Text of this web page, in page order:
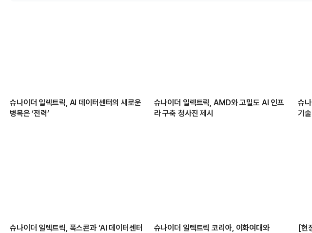
슈나이더 일렉트릭, AI 데이터센터의 새로운
병목은 ‘전력’
슈나이더 일렉트릭, AMD와 고밀도 AI 인프
라 구축 청사진 제시
슈
기
슈나이더 일렉트릭, 폭스콘과 ‘AI 데이터센터
슈나이더 일렉트릭 코리아, 이화여대와
[현